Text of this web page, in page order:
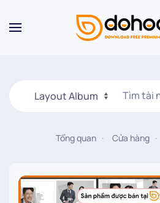
Skip to main content
Tổng quan Cửa hàng